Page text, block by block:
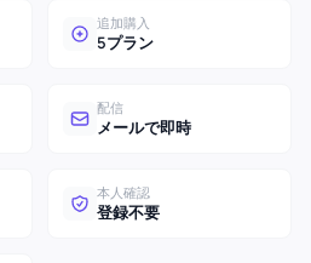
追加購入
5プラン
配信
メールで即時
本人確認
登録不要